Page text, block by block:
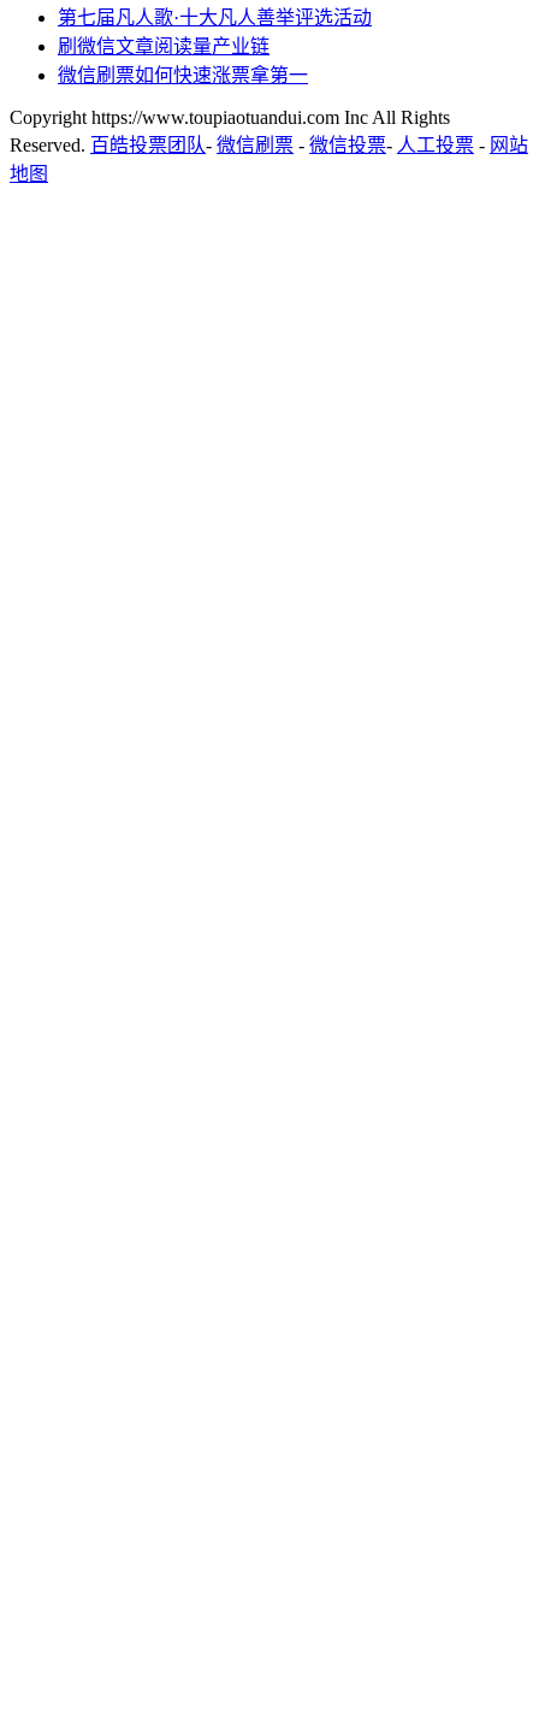
第七届凡人歌·十大凡人善举评选活动
刷微信文章阅读量产业链
微信刷票如何快速涨票拿第一
Copyright https://www.toupiaotuandui.com Inc All Rights
Reserved. 百皓投票团队- 微信刷票 - 微信投票- 人工投票 - 网站
地图